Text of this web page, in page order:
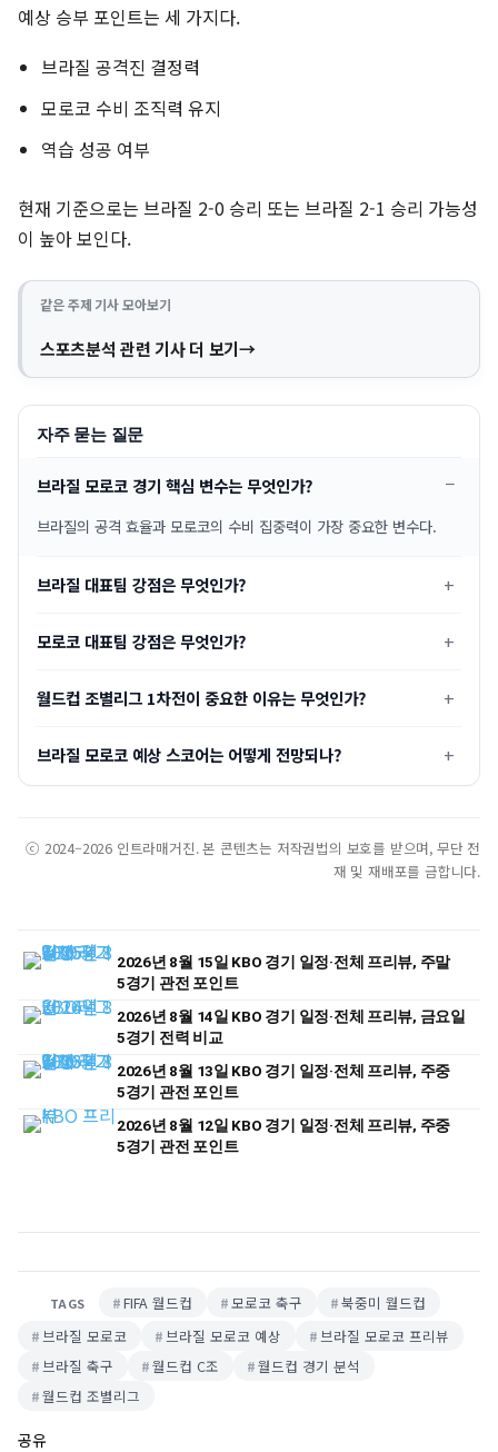
예상 승부 포인트는 세 가지다.
브라질 공격진 결정력
모로코 수비 조직력 유지
역습 성공 여부
현재 기준으로는 브라질 2-0 승리 또는 브라질 2-1 승리 가능성
이 높아 보인다.
같은 주제 기사 모아보기
스포츠분석 관련 기사 더 보기
자주 묻는 질문
브라질 모로코 경기 핵심 변수는 무엇인가?
브라질의 공격 효율과 모로코의 수비 집중력이 가장 중요한 변수다.
브라질 대표팀 강점은 무엇인가?
모로코 대표팀 강점은 무엇인가?
월드컵 조별리그 1차전이 중요한 이유는 무엇인가?
브라질 모로코 예상 스코어는 어떻게 전망되나?
ⓒ 2024–2026 인트라매거진. 본 콘텐츠는 저작권법의 보호를 받으며, 무단 전
재 및 재배포를 금합니다.
2026년 8월 15일 KBO 경기 일정·전체 프리뷰, 주말
5경기 관전 포인트
2026년 8월 14일 KBO 경기 일정·전체 프리뷰, 금요일
5경기 전력 비교
2026년 8월 13일 KBO 경기 일정·전체 프리뷰, 주중
5경기 관전 포인트
2026년 8월 12일 KBO 경기 일정·전체 프리뷰, 주중
5경기 관전 포인트
TAGS FIFA 월드컵 모로코 축구
북중미 월드컵
브라질 모로코
브라질 모로코 예상
브라질 모로코 프리뷰
브라질 축구
월드컵 C조
월드컵 경기 분석
월드컵 조별리그
공유